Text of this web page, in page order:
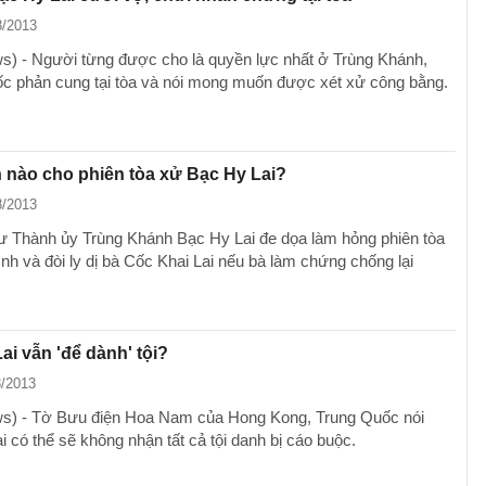
2013
- Người từng được cho là quyền lực nhất ở Trùng Khánh,
phản cung tại tòa và nói mong muốn được xét xử công bằng.
nào cho phiên tòa xử Bạc Hy Lai?
2013
Thành ủy Trùng Khánh Bạc Hy Lai đe dọa làm hỏng phiên tòa
và đòi ly dị bà Cốc Khai Lai nếu bà làm chứng chống lại
vẫn 'để dành' tội?
2013
- Tờ Bưu điện Hoa Nam của Hong Kong, Trung Quốc nói
có thể sẽ không nhận tất cả tội danh bị cáo buộc.